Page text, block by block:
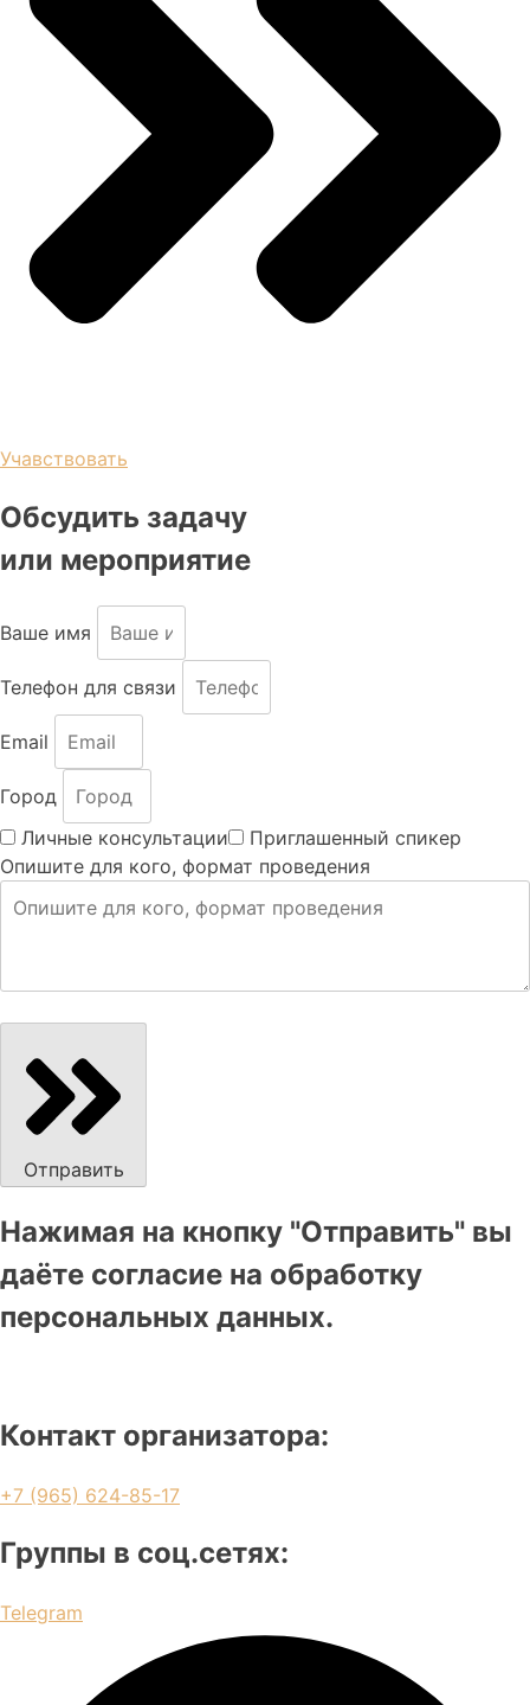
Учавствовать
Обсудить задачу
или мероприятие
Ваше имя
Телефон для связи
Email
Город
Личные консультации
Приглашенный спикер
Опишите для кого, формат проведения
Отправить
Нажимая на кнопку "Отправить" вы
даёте согласие на обработку
персональных данных.
Контакт организатора:
+7 (965) 624-85-17
Группы в соц.сетях:
Telegram